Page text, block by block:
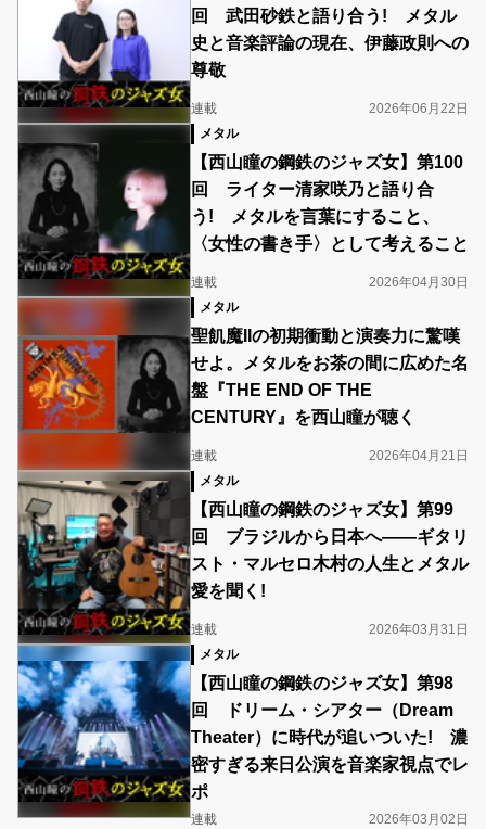
回 武田砂鉄と語り合う! メタル
史と音楽評論の現在、伊藤政則への
尊敬
連載
2026年06月22日
メタル
【西山瞳の鋼鉄のジャズ女】第100
回 ライター清家咲乃と語り合
う! メタルを言葉にすること、
〈女性の書き手〉として考えること
連載
2026年04月30日
メタル
聖飢魔IIの初期衝動と演奏力に驚嘆
せよ。メタルをお茶の間に広めた名
盤『THE END OF THE
CENTURY』を西山瞳が聴く
連載
2026年04月21日
メタル
【西山瞳の鋼鉄のジャズ女】第99
回 ブラジルから日本へ――ギタリ
スト・マルセロ木村の人生とメタル
愛を聞く!
連載
2026年03月31日
メタル
【西山瞳の鋼鉄のジャズ女】第98
回 ドリーム・シアター（Dream
Theater）に時代が追いついた! 濃
密すぎる来日公演を音楽家視点でレ
ポ
連載
2026年03月02日